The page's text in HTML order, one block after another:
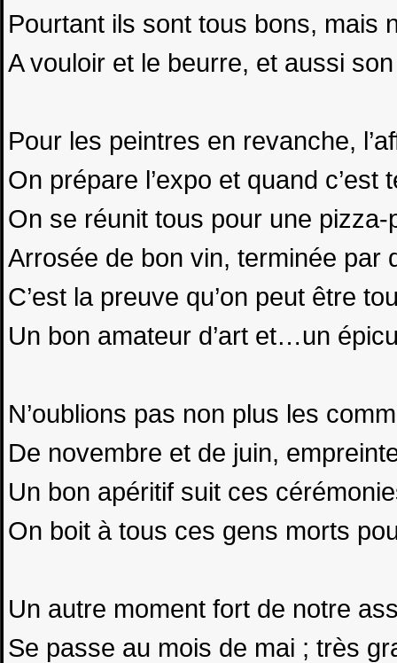
Pourtant ils sont tous bons, mais
A vouloir et le beurre, et aussi
Pour les peintres en revanche,
On prépare l’expo et quand c’est
On se réunit tous pour une pizza-
Arrosée de bon vin, terminée par
C’est la preuve qu’on peut être
Un bon amateur d’art et…un
N’oublions pas non plus les
De novembre et de juin,
Un bon apéritif suit ces
On boit à tous ces gens morts
Un autre moment fort de notre
Se passe au mois de mai ; très